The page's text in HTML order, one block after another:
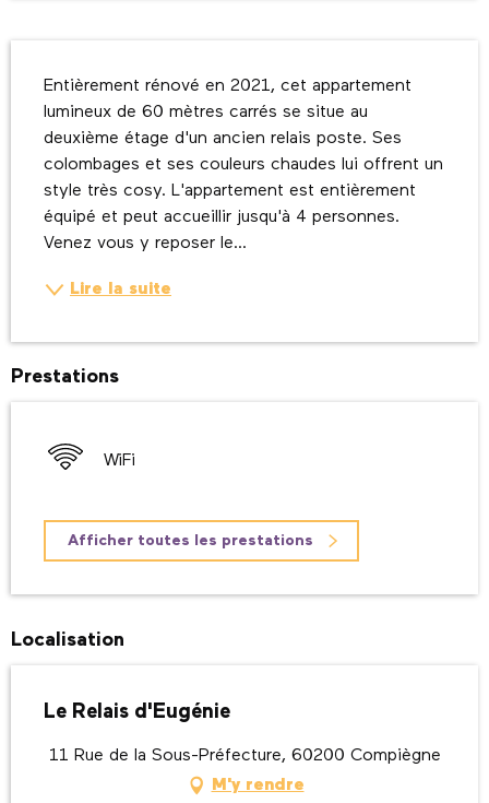
Entièrement rénové en 2021, cet appartement
lumineux de 60 mètres carrés se situe au
deuxième étage d'un ancien relais poste. Ses
colombages et ses couleurs chaudes lui offrent un
style très cosy. L'appartement est entièrement
équipé et peut accueillir jusqu'à 4 personnes.
Venez vous y reposer le...
Lire la suite
Prestations
WiFi
Afficher toutes les prestations
Localisation
Le Relais d'Eugénie
11 Rue de la Sous-Préfecture, 60200 Compiègne
M'y rendre